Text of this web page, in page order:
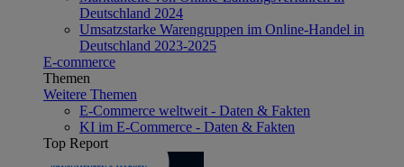
Deutschland 2024
Umsatzstarke Warengruppen im Online-Handel in
Deutschland 2023-2025
E-commerce
Themen
Weitere Themen
E-Commerce weltweit - Daten & Fakten
KI im E-Commerce - Daten & Fakten
Top Report